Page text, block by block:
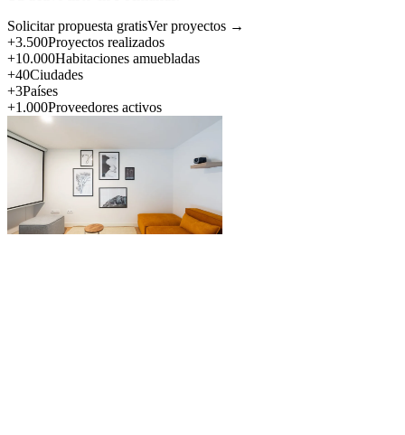
Solicitar propuesta gratisVer proyectos →
+3.500Proyectos realizados
+10.000Habitaciones amuebladas
+40Ciudades
+3Países
+1.000Proveedores activos